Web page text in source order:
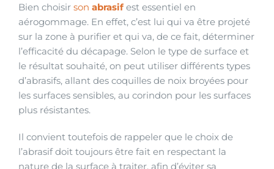
Bien choisir son abrasif est essentiel en
aérogommage. En effet, c’est lui qui va être projeté
sur la zone à purifier et qui va, de ce fait, déterminer
l’efficacité du décapage. Selon le type de surface et
le résultat souhaité, on peut utiliser différents types
d’abrasifs, allant des coquilles de noix broyées pour
les surfaces sensibles, au corindon pour les surfaces
plus résistantes.
Il convient toutefois de rappeler que le choix de
l’abrasif doit toujours être fait en respectant la
nature de la surface à traiter, afin d’éviter sa